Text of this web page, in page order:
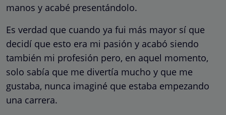
manos y acabé presentándolo.
Es verdad que cuando ya fui más mayor sí que
decidí que esto era mi pasión y acabó siendo
también mi profesión pero, en aquel momento,
solo sabía que me divertía mucho y que me
gustaba, nunca imaginé que estaba empezando
una carrera.